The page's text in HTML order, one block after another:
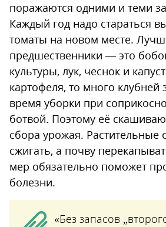
поражаются одними и теми
Каждый год надо стараться
томаты на новом месте.
предшественники — это
культуры, лук, чеснок и
картофеля, то много клубней
время уборки при
ботвой. Поэтому её
сбора урожая. Растительные
сжигать, а почву
мер обязательно поможет
болезни.
«Без запасов